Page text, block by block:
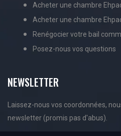
Acheter une chambre
Acheter une chambre
Renégocier votre bail
Posez-nous vos questions
NEWSLETTER
Laissez-nous vos coordonnées,
newsletter (promis pas d'abus).